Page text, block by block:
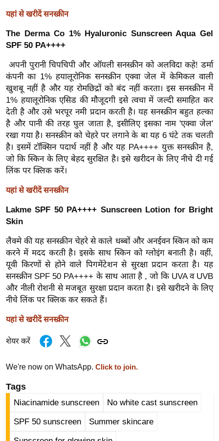
हॉ
ली
वु
फि
ल्म
स
मी
क्षा
B
r
e
a
k
n
g
N
e
w
s
ला
इ
फ
इ
टे
क्नॉ
ब्यू
टी
यहां से खरीदें सनस्क्रीन
The Derma Co 1% Hyaluronic Sunscreen Aqua Gel
SPF 50 PA++++
अपनी पुरानी चिपचिपी और ऑयली सनस्क्रीन को अलविदा कहे! डर्मा
कंपनी का 1% हयालूरोनिक सनस्क्रीन एक्वा जेल में केमिकल वाली
खुशबू नहीं है और यह रोमछिद्रों को बंद नहीं करता। इस सनस्क्रीन में
1% हयालूरोनिक एसिड की मौजूदगी इसे त्वचा में जल्दी समाहित कर
देती है और उसे भरपूर नमी प्रदान करती है। यह सनस्क्रीन बहुत हल्का
है और पानी की तरह घुल जाता है, इसीलिए इसका नाम 'एक्वा जेल'
रखा गया है। सनस्क्रीन को चेहरे पर लगाने के बा यह 6 घंटे तक चलती
है। इसमें टॉक्सिन पदार्थ नहीं है और यह PA++++ युक्त सनस्क्रीन है,
जो कि स्किन के लिए बेहद सुरक्षित है। इसे खरीदन के लिए नीचे दी गई
लिंक पर क्लिक करें।
यहां से खरीदें सनस्क्रीन
Lakme SPF 50 PA++++ Sunscreen Lotion for Bright
Skin
लैक्मे की यह सनस्क्रीन चेहरे से काले धब्बों और अनईवन स्किन को कम
करने में मदद करती है। इसके साथ स्किन को ग्लोइंग बनाती है। वहीं,
यूवी किरणों से होने वाले पिगमेंटेशन से सुरक्षा प्रदान करता है। यह
सनस्क्रीन SPF 50 PA++++ के साथ आता है , जो कि UVA व UVB
और नीली रोशनी से मजबूत सुरक्षा प्रदान करता है। इसे खरीदने के लिए
नीचे लिंक पर क्लिक कर सकते हैं।
यहां से खरीदें सनस्क्रीन
शेयर करें
We're now on WhatsApp. Click to join.
Tags
Niacinamide sunscreen No white cast sunscreen
SPF 50 sunscreen Summer skincare